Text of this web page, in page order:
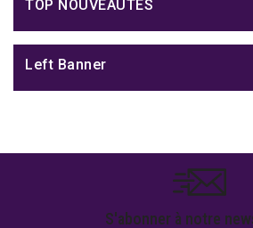
TOP NOUVEAUTÉS
Left Banner
S'abonner à notre